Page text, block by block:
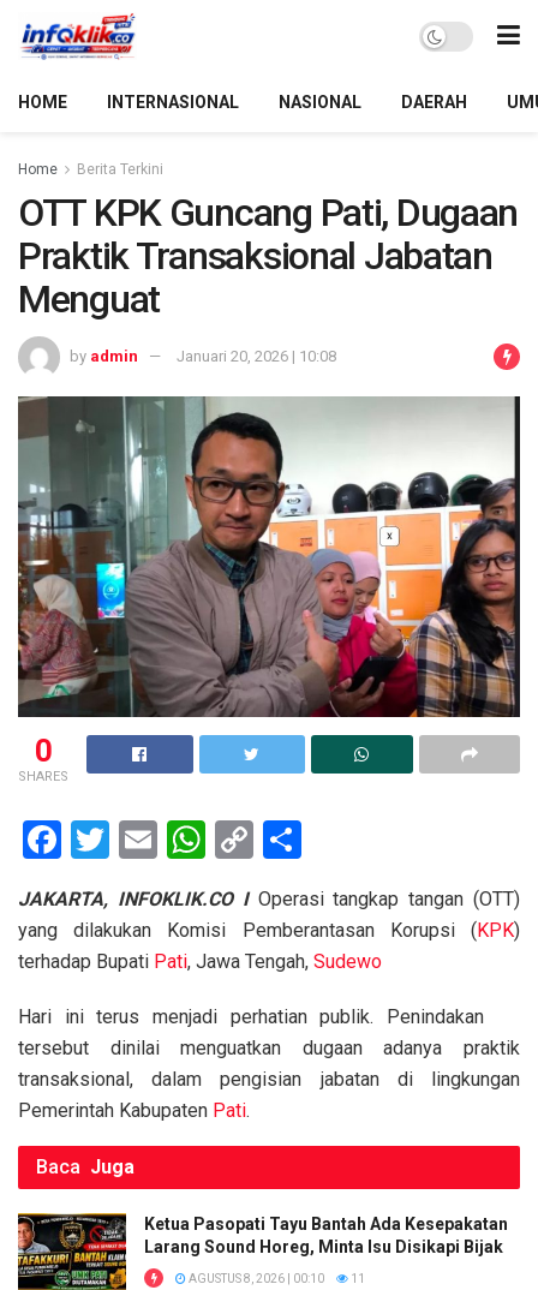
HOME INTERNASIONAL NASIONAL DAERAH
Home Berita Terkini
OTT KPK Guncang Pati, Dugaan
Praktik Transaksional Jabatan
Menguat
by admin Januari 20, 2026 | 10:08
0
SHARES
F
ce
b
o
k
T
tt
er
E
ail
W
at
s
p
p
C
py
Li
k
ar
e
JAKARTA, INFOKLIK.CO I Operasi tangkap tangan (OTT)
yang dilakukan Komisi Pemberantasan Korupsi ( KPK)
terhadap Bupati Pati, Jawa Tengah, Sudewo
Hari ini terus menjadi perhatian publik. Penindakan
tersebut dinilai menguatkan dugaan adanya praktik
transaksional, dalam pengisian jabatan di lingkungan
Pemerintah Kabupaten Pati.
Baca Juga
Ketua Pasopati Tayu Bantah Ada Kesepakatan
Larang Sound Horeg, Minta Isu Disikapi Bijak
AGUSTUS 8, 2026 | 00:10 11